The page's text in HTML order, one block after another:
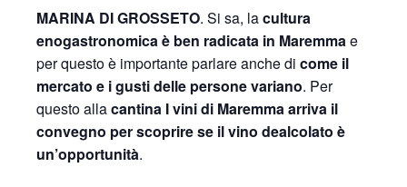
MARINA DI GROSSETO. Si sa, lacultura
enogastronomica è ben radicata in Maremmae
per questo è importante parlare anche di come il
mercato e i gusti delle persone variano. Per
questo allacantina I vini di Maremma arriva il
convegno per scoprire se il vino dealcolato è
un’opportunità.